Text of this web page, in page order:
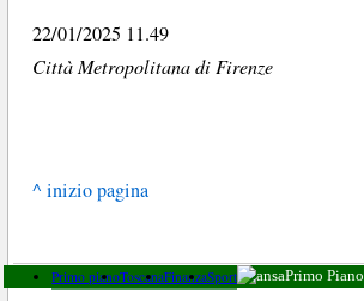
22/01/2025 11.49
Città Metropolitana di Firenze
^ inizio pagina
Primo pianoToscanaFinanzaSport Primo Piano